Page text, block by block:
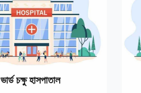
ভার্ড চক্ষু হাসপাতাল